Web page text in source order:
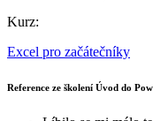
Kurz:
Excel pro začátečníky
Reference ze školení Úvod do